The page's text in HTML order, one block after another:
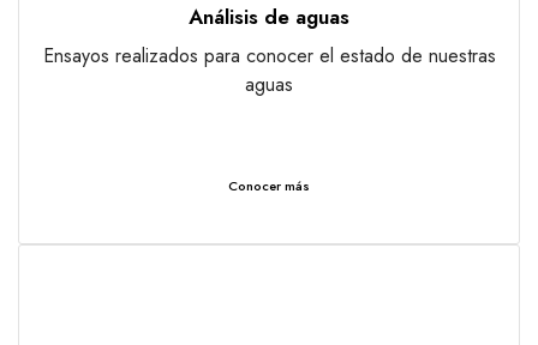
Análisis de aguas
Ensayos realizados para conocer el estado de nuestras
aguas
Conocer más